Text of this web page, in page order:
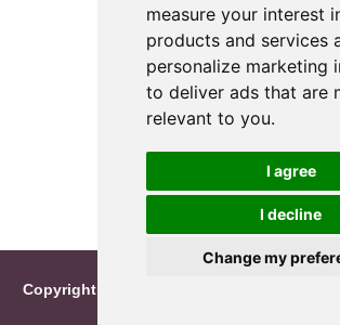
measure your interest
products and services
personalize marketing
to deliver ads that are
relevant to you.
I agree
I decline
Change my
Copyright © 2026 Reimo Roosileht